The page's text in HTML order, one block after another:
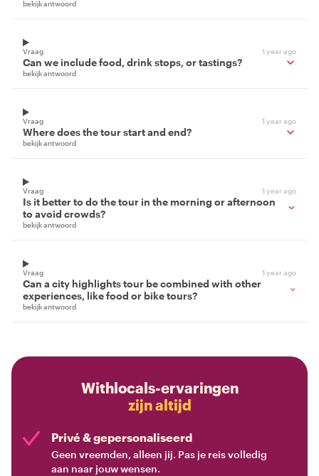
bekijk antwoord
Vraag 1 year ago
Can we include food, drink stops, or tastings?
bekijk antwoord
Vraag 1 year ago
Where does the tour start and end?
bekijk antwoord
Vraag 1 year ago
Is it better to do the tour in the morning or afternoon
to avoid crowds?
bekijk antwoord
Vraag 1 year ago
Can a city highlights tour be combined with other
experiences, like food or bike tours?
bekijk antwoord
Withlocals-ervaringen
zijn altijd
Privé & gepersonaliseerd
Geen vreemden, alleen jij. Pas je reis volledig
aan naar jouw wensen.